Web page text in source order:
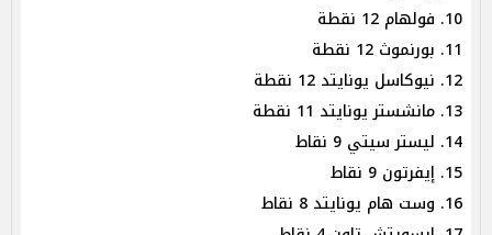
10. فولهام 12 نقطة
11. بورنموث 12 نقطة
12. نيوكاسل يونايتد 12 نقطة
13. مانشستر يونايتد 11 نقطة
14. ليستر سيتي 9 نقاط
15. إيفرتون 9 نقاط
16. وست هام يونايتد 8 نقاط